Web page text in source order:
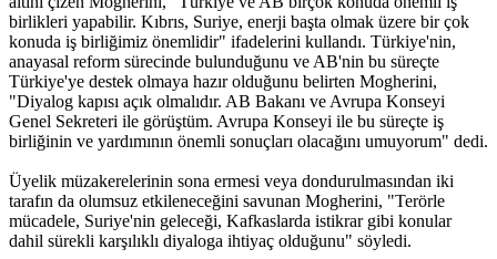
birlikleri yapabilir. Kıbrıs, Suriye, enerji başta olmak üzere bir çok
konuda iş birliğimiz önemlidir" ifadelerini kullandı. Türkiye'nin,
anayasal reform sürecinde bulunduğunu ve AB'nin bu süreçte
Türkiye'ye destek olmaya hazır olduğunu belirten Mogherini,
"Diyalog kapısı açık olmalıdır. AB Bakanı ve Avrupa Konseyi
Genel Sekreteri ile görüştüm. Avrupa Konseyi ile bu süreçte iş
birliğinin ve yardımının önemli sonuçları olacağını umuyorum" dedi.
Üyelik müzakerelerinin sona ermesi veya dondurulmasından iki
tarafın da olumsuz etkileneceğini savunan Mogherini, "Terörle
mücadele, Suriye'nin geleceği, Kafkaslarda istikrar gibi konular
dahil sürekli karşılıklı diyaloga ihtiyaç olduğunu" söyledi.